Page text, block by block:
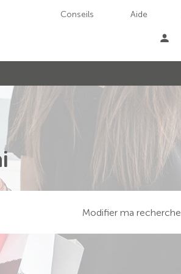
Conseils Aide
Modifier ma recherche